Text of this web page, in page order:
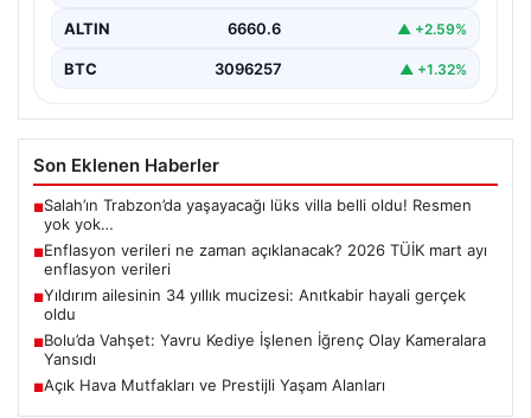
ALTIN 6660.6 ▲ +2.59%
BTC 3096257 ▲ +1.32%
Son Eklenen Haberler
■Salah’ın Trabzon’da yaşayacağı lüks villa belli oldu! Resmen
yok yok…
■Enflasyon verileri ne zaman açıklanacak? 2026 TÜİK mart ayı
enflasyon verileri
■Yıldırım ailesinin 34 yıllık mucizesi: Anıtkabir hayali gerçek
oldu
■Bolu’da Vahşet: Yavru Kediye İşlenen İğrenç Olay Kameralara
Yansıdı
■Açık Hava Mutfakları ve Prestijli Yaşam Alanları